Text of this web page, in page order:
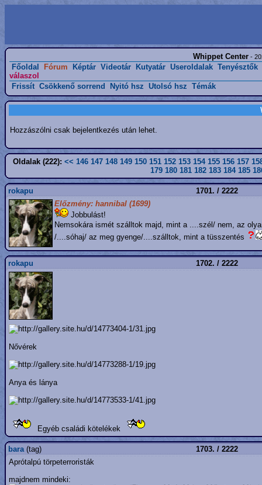
Whippet Center-
Főoldal Fórum Képtár Videotár Kutyatár Useroldalak Tenyésztők
válaszol
Frissít Csökkenő sorrend Nyitó hsz Utolsó hsz Témák
Hozzászólni csak bejelentkezés után lehet.
Oldalak (222): << 146 147 148 149 150 151 152 153 154 155 156 157
179 180 181 182 183 184 185
rokapu
1701. / 2222
Előzmény: hannibal (1699)
Jobbulást!
Nemsokára ismét szálltok majd, mint a ....szél/ nem, az
/....sóhaj/ az meg gyenge/....szálltok, mint a tüsszentés
rokapu 1702. / 2222
Nővérek
Anya és lánya
Egyéb családi kötelékek
bara(tag)
1703. / 2222
Aprótalpú törpeterroristák
majdnem mindeki: